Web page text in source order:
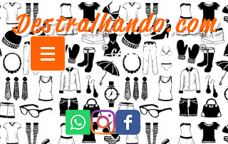
Destralhando.com
CARRINHO: